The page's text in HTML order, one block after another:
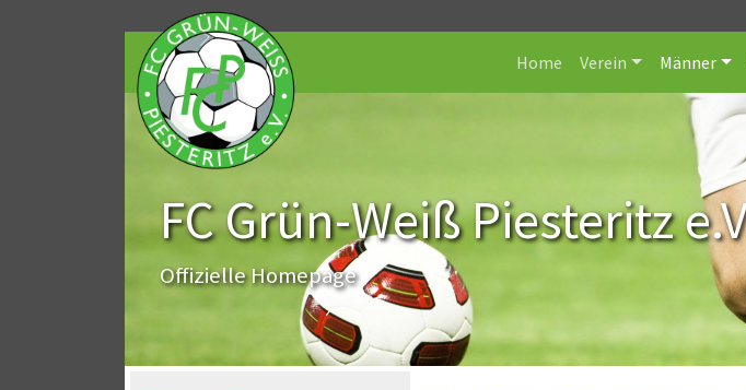
Home Verein Männer
FC Grün-Weiß Piesteritz
Offizielle Homepage